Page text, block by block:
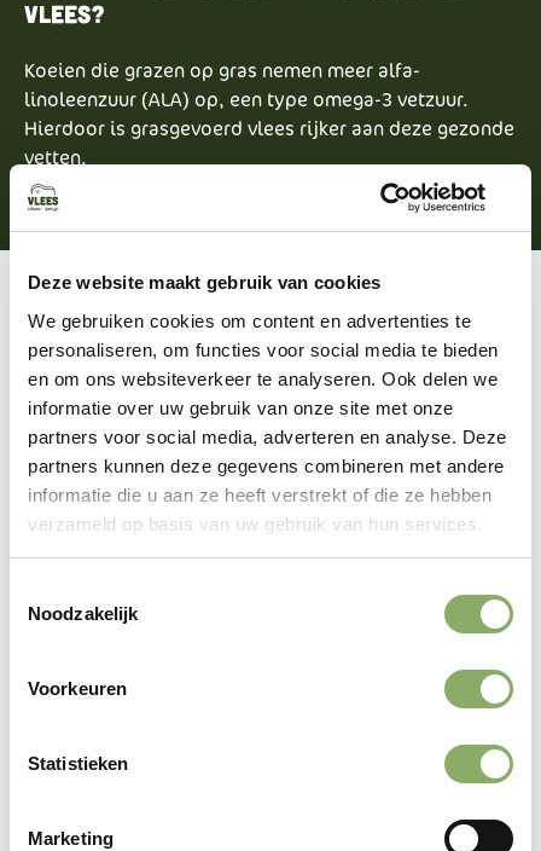
Deze website maakt gebruik van cookies
We gebruiken cookies om content en advertenties te
personaliseren, om functies voor social media te bieden
en om ons websiteverkeer te analyseren. Ook delen we
informatie over uw gebruik van onze site met onze
partners voor social media, adverteren en analyse. Deze
partners kunnen deze gegevens combineren met andere
informatie die u aan ze heeft verstrekt of die ze hebben
verzameld op basis van uw gebruik van hun services.
Noodzakelijk
Voorkeuren
Statistieken
Marketing
vlees?
Koeien die grazen op gras nemen meer alfa-
linoleenzuur (ALA) op, een type omega-3 vetzuur.
Hierdoor is grasgevoerd vlees rijker aan deze gezonde
vetten.
Minder verzadigde
vetten: waarom
grasgevoerd vleesbeter
is voor je hart
Wat zijn verzadigde vetten?
verzadigde vetten kan het cholesterolgehalte
verhogen en het risico op hart- en vaatziekten
Gezondheidsvoordelen:
Lager cholesterol
: Minder verzadigde vetten